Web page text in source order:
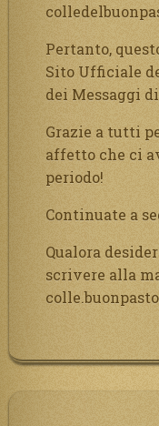
Pertanto,
Sito Ufficiale
dei Messaggi
Grazie a tutti
affetto che ci
periodo!
Continuate a
Qualora
scrivere alla